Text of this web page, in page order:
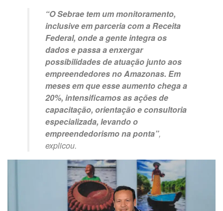
“O Sebrae tem um monitoramento,
inclusive em parceria com a Receita
Federal, onde a gente integra os
dados e passa a enxergar
possibilidades de atuação junto aos
empreendedores no Amazonas. Em
meses em que esse aumento chega a
20%, intensificamos as ações de
capacitação, orientação e consultoria
especializada, levando o
empreendedorismo na ponta”,
explicou.